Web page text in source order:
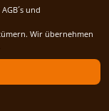
und
Wir übernehmen